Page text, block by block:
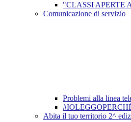
"CLASSI APERTE
Comunicazione di servizio
Problemi alla linea
Abita il tuo territorio 2^